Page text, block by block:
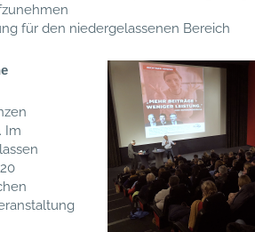
für den niedergelassenen Bereich
Im